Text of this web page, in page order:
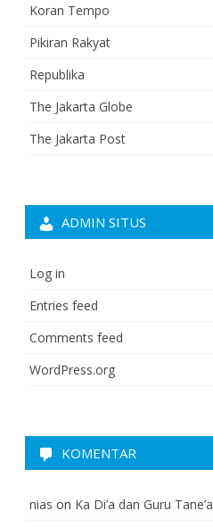
Koran Tempo
Pikiran Rakyat
Republika
The Jakarta Globe
The Jakarta Post
ADMIN SITUS
Log in
Entries feed
Comments feed
WordPress.org
KOMENTAR
nias on Ka Di’a dan Guru Tane’a